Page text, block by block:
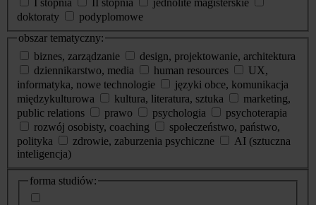
I stopnia
II stopnia
jednolite magisterskie
doktoraty
podyplomowe
obszar tematyczny:
biznes, zarządzanie
design, projektowanie, architektura
dziennikarstwo, media
human resources
UX,
informatyka, nowe technologie
języki obce, komunikacja
międzykulturowa
kultura, literatura, sztuka
marketing,
public relations
prawo psychologia
psychoterapia
rozwój osobisty, coaching
społeczeństwo, państwo,
polityka
zdrowie, zaburzenia psychiczne
AI (sztuczna
inteligencja)
dodatkowe
informacje
forma studiów: